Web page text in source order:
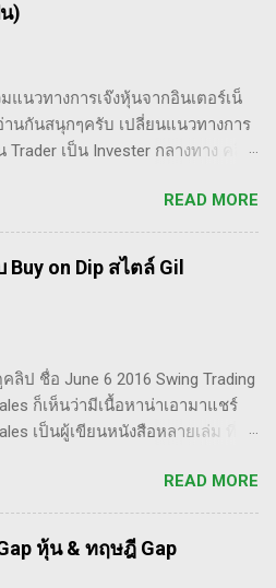
)
แนวทางการเจ๊งหุ้นจากอินเตอร์เน็
นกันสนุกๆครับ เปลี่ยนแนวทางการ
Trader เป็น Invester กลางทาง คลิป
แล้วต่อมาก็เปลี่ยนใจอยากเป็น
งั้น เผื่อใครไม่เข้าใจ Trader คือ
รดที่ ไม่ถือยาว ซื้อแล้วขายในระยะ
ำคัญความเป็นเทรดเดอร์คือ การ
ก็ต้องตัดขาดทุนตามระบบแล้ว
ยาว ไม่สนใจต่อความผันผวนของ
สั้น อย่างวอเรน บัฟเฟต์ บอกว่า "คุณ
ลาดหุ้น นอกเสียจากจะสามารถนั่ง
นั้น invester นั้น จะไม่ตระหนกเมื่อ
ำให้เขาต้องขาดทุนไปแค่ 10% เอง
ไม่ได้แล้ว ต้องทำอะไรสักอย่าง
READ MORE
on Dip สไตล์ Gil
ลิป ชื่อ June 6 2016 Swing Trading
ก็เห็นว่ามีเนื้อหาน่าเอามาแชร์
เป็นผู้เขียนหนังสือหลายเล่ม ที่ดัๆ
Like an O'Neil Disciple: How
18,000% in the Stock Market" ที่
Kacher อีกเล่มก็คือ In The
with the O'Neil Disciples:
READ MORE
หุ้น & ทฤษฎี Gap